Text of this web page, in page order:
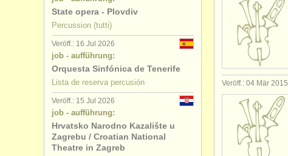
Veröff.: 04 Mär 2015
State opera - Plovdiv
Percussion (tutti)
Veröff.: 16 Jul 2026
job - aufführung:
Orquesta Sinfónica de Tenerife
Lista de reserva percusión
Veröff.: 15 Jul 2026
job - aufführung:
Hrvatsko Narodno Kazalište u
Zagrebu / Croatian National
Theatre in Zagreb